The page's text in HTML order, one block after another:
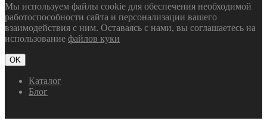
Мы используем файлы cookie для обеспечения необходимой
работоспособности сайта и персонализации вашего
взаимодействия с ним. Оставаясь с нами, вы соглашаетесь на
использование файлов куки
OK
Каталог
Блог